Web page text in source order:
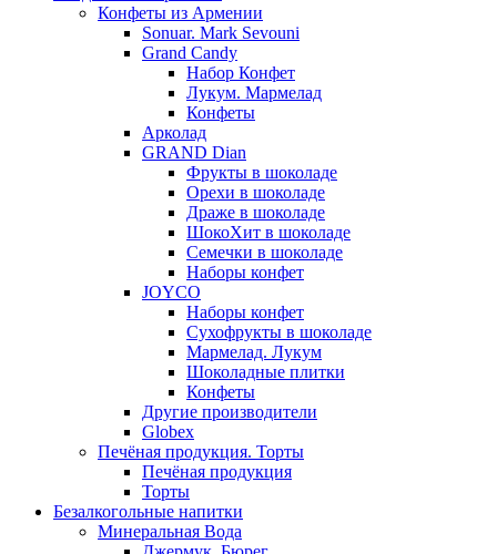
Конфеты из Армении
Sonuar. Mark Sevouni
Grand Candy
Набор Конфет
Лукум. Мармелад
Конфеты
Арколад
GRAND Dian
Фрукты в шоколаде
Орехи в шоколаде
Драже в шоколаде
ШокоХит в шоколаде
Семечки в шоколаде
Наборы конфет
JOYCO
Наборы конфет
Сухофрукты в шоколаде
Мармелад. Лукум
Шоколадные плитки
Конфеты
Другие производители
Globex
Печёная продукция. Торты
Печёная продукция
Торты
Безалкогольные напитки
Минеральная Вода